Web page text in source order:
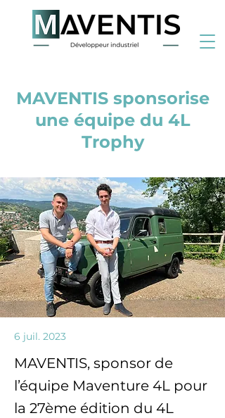
MAVENTIS sponsorise
une équipe du 4L
Trophy
6 juil. 2023
MAVENTIS, sponsor de
l’équipe Maventure 4L pour
la 27ème édition du 4L